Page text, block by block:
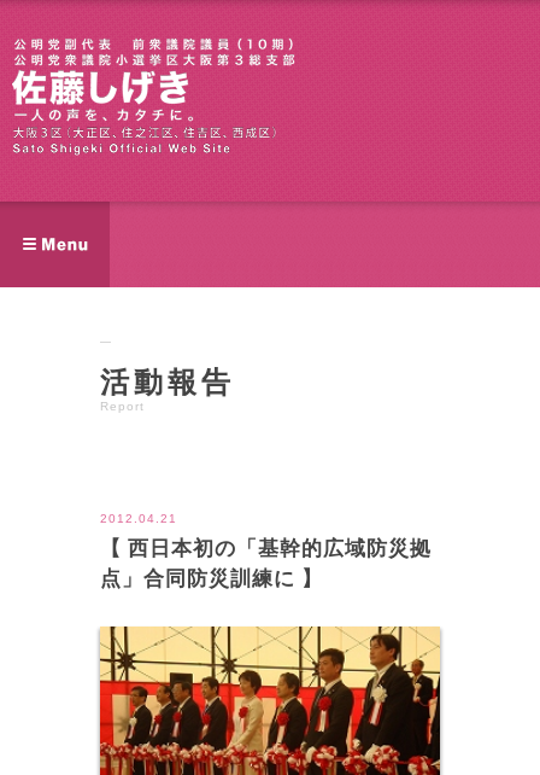
活動報告
Report
2012.04.21
【 西日本初の「基幹的広域防災拠
点」合同防災訓練に 】